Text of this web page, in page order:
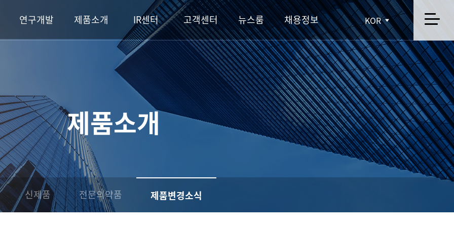
연구개발 제품소개 IR센터 고객센터 뉴스룸 채용정보 KOR
제품소개
신제품 전문의약품 제품변경소식